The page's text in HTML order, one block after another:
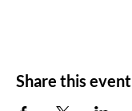
Share this event